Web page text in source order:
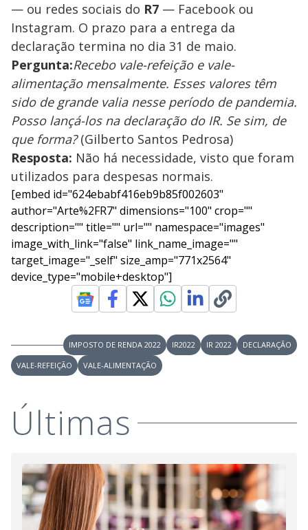
— ou redes sociais do R7 — Facebook ou
Instagram. O prazo para a entrega da
declaração termina no dia 31 de maio.
Pergunta:Recebo vale-refeição e vale-
alimentação mensalmente. Esses valores têm
sido de grande valia nesse período de pandemia.
Posso lançá-los na declaração do IR. Se sim, de
que forma?(Gilberto Santos Pedrosa)
Resposta: Não há necessidade, visto que foram
utilizados para despesas normais.
[embed id="624ebabf416eb9b85f002603"
author="Arte%2FR7" dimensions="100" crop=""
description="" title="" url="" namespace="images"
image_with_link="false" link_name_image=""
target_image="_self" size_amp="771x2564"
device_type="mobile+desktop"]
IMPOSTO DE RENDA 2022 IR2022 IR 2022
DECLARAÇÃO
VALE-REFEIÇÃO
VALE-ALIMENTAÇÃO
Últimas